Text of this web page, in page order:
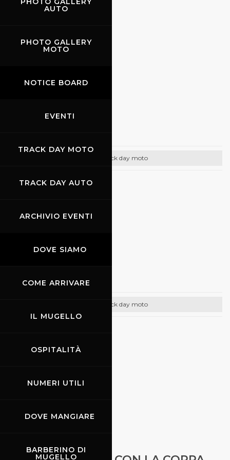
AUTO
PHOTO GALLERY
MOTO
NOTICE BOARD
EVENTI
TRACK DAY MOTO
TRACK DAY AUTO
ARCHIVIO EVENTI
DOVE SIAMO
COME ARRIVARE
IL MUGELLO
OSPITALITÀ
NUMERI UTILI
DOVE MANGIARE
BARBERINO DI
MUGELLO
CONTATTI
Tel: +39 (055) 480553
Track day moto
CONTATTI
Track day moto
info@promoracing.it
https://www.promoracing.it/it